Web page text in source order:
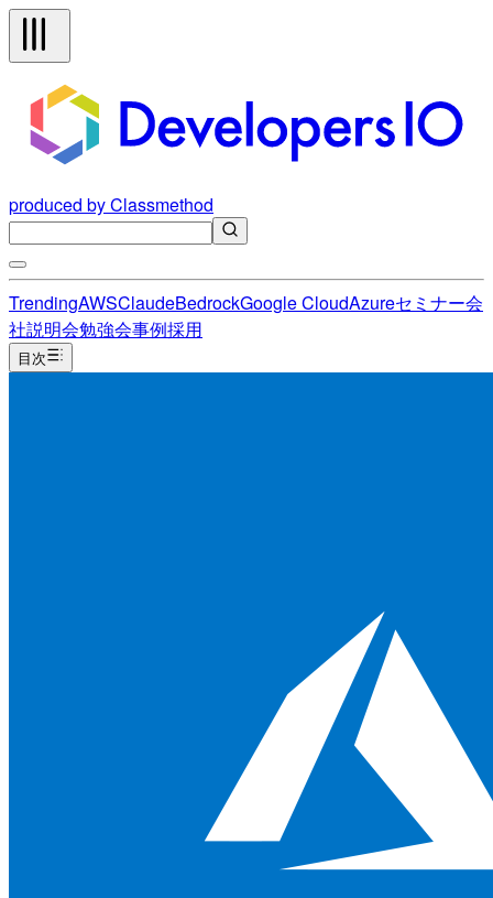
produced by Classmethod
TrendingAWSClaudeBedrockGoogle CloudAzureセミナー会
社説明会勉強会事例採用
目次